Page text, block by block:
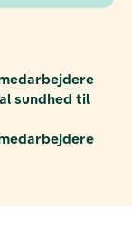
sundhed til